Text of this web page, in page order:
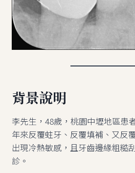
背景說明
李先生，48歲，桃園中壢地區患
年來反覆蛀牙、反覆填補、又反
出現冷熱敏感，且牙齒邊緣粗糙
診。